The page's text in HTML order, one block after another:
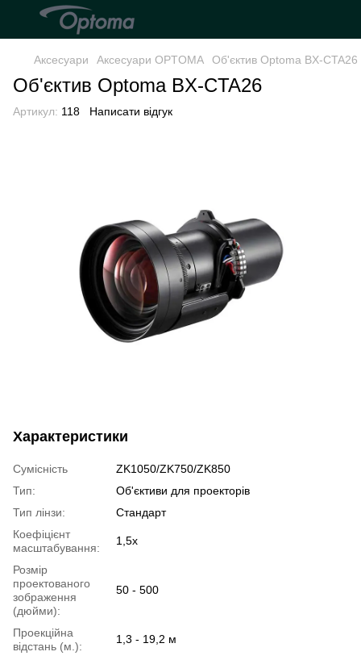
Аксесуари Аксесуари OPTOMA Об'єктив Optoma BX-CTA26
Об'єктив Optoma BX-CTA26
Артикул: 118 Написати відгук
Характеристики
Сумісність
ZK1050/ZK750/ZK850
Тип:
Об'єктиви для проекторів
Тип лінзи:
Стандарт
Коефіцієнт
масштабування:
1,5x
Розмір
проектованого
зображення
(дюйми):
50 - 500
Проекційна
відстань (м.):
1,3 - 19,2 м